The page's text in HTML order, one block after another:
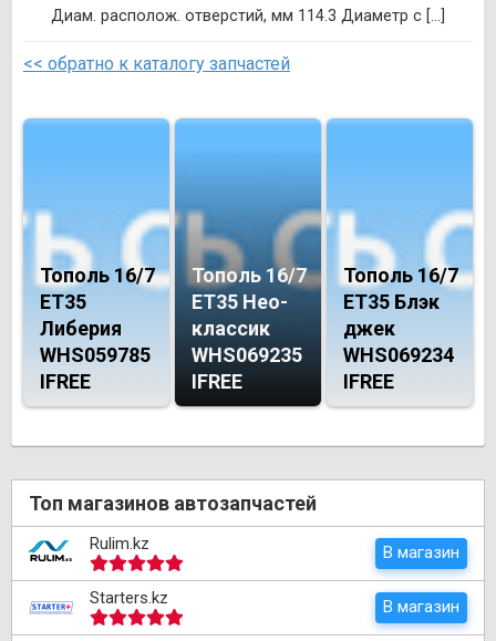
Диам. располож. отверстий, мм 114.3 Диаметр с [...]
<< обратно к каталогу запчастей
Тополь 16/7
ET35
Либерия
WHS059785
IFREE
Тополь 16/7
ET35 Нео-
классик
WHS069235
IFREE
Тополь 16/7
ET35 Блэк
джек
WHS069234
IFREE
Топ магазинов автозапчастей
Rulim.kz В магазин
Starters.kz В магазин